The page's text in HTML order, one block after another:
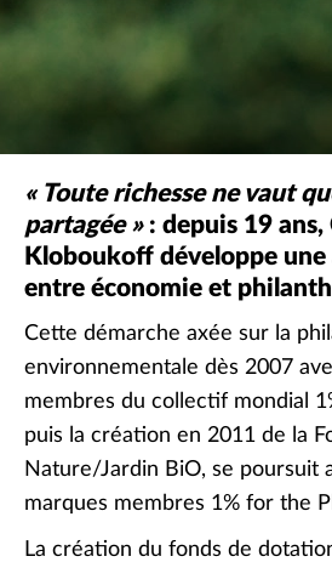
Retirer les couleurs
Environnementale
Solidaire
« Toute richesse ne vaut
partagée »: depuis 19 ans,
Kloboukoff développe
entre économie et
Cette démarche axée sur la
environnementale dès 2007
membres du collectif mondial
puis la création en 2011 de la
Nature/Jardin BiO, se poursuit
marques membres 1% for the
La création du fonds de